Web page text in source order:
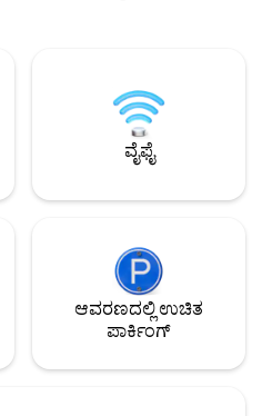
ಕಟ್ಟಡದ ಮೇಲಿನ
ಯುನಿಟ್ ಆಗಿದೆ.
ಕಾಫಿ ಅಂಗಡಿಗಳು
ಹೊಂದಿದೆ.
ಬೈಕ್‌ಗಳನ್ನು ಬಳಸಿ,
ವೈಫೈ
ಆವರಣದಲ್ಲಿ ಉಚಿತ
ಪಾರ್ಕಿಂಗ್